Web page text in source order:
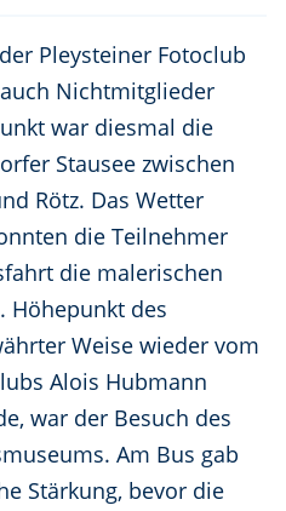
Pleysteiner Fotoclub
Nichtmitglieder
war diesmal die
Stausee zwischen
Rötz. Das Wetter
die Teilnehmer
die malerischen
Höhepunkt des
Weise wieder vom
Alois Hubmann
war der Besuch des
Am Bus gab
Stärkung, bevor die